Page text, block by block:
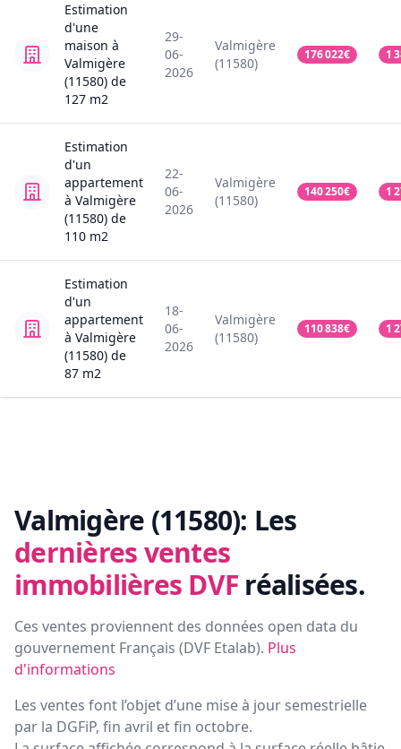
Estimation
d'une
maison à
Valmigère
(11580) de
127 m2
29-
06-
2026
Valmigère
(11580)
176 022€ 1
Estimation
d'un
appartement
à Valmigère
(11580) de
110 m2
22-
06-
2026
Valmigère
(11580)
140 250€ 1
Estimation
d'un
appartement
à Valmigère
(11580) de
87 m2
18-
06-
2026
Valmigère
(11580)
110 838€ 1
Valmigère (11580): Les
dernières ventes
immobilières DVF réalisées.
Ces ventes proviennent des données open data du
gouvernement Français (DVF Etalab). Plus
d'informations
Les ventes font l’objet d’une mise à jour semestrielle
par la DGFiP, fin avril et fin octobre.